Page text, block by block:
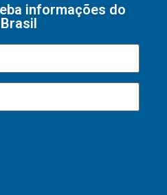
informações do